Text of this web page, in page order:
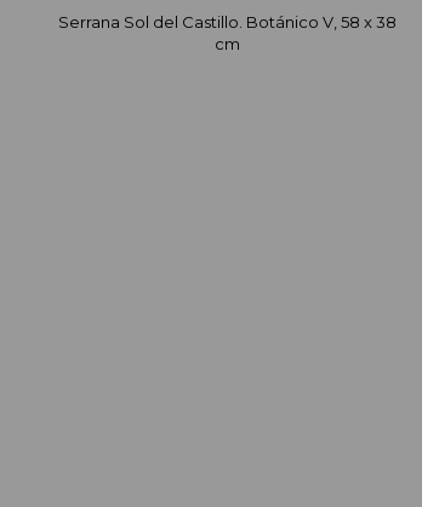
Serrana Sol del Castillo. Botánico V, 58 x 38
cm